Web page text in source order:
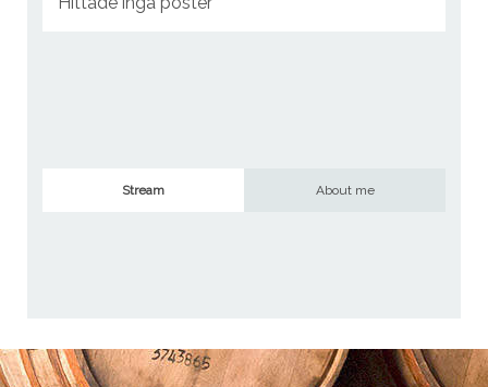
Stream About me